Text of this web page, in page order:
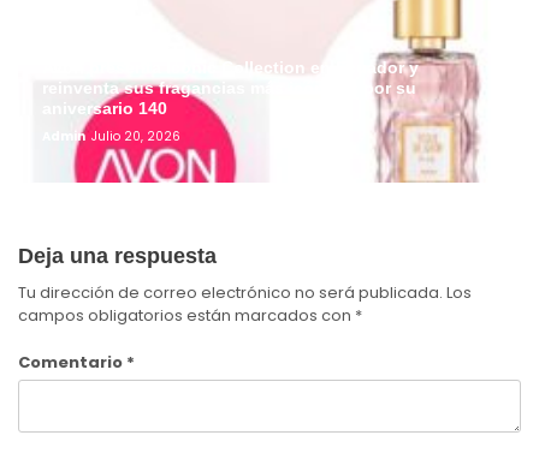
Avon presenta Iconic Collection en Ecuador y
reinventa sus fragancias más icónicas por su
aniversario 140
Admin Julio 20, 2026
Deja una respuesta
Tu dirección de correo electrónico no será publicada. Los
campos obligatorios están marcados con *
Comentario *